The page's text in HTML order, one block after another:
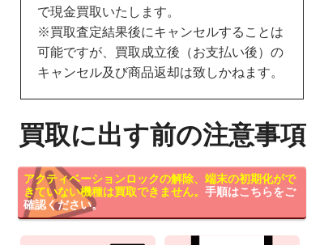
で現金買取いたします。
※買取査定結果後にキャンセルすることは
可能ですが、買取成立後（お支払い後）の
キャンセル及び商品返却は致しかねます。
買取に出す前の注意事項
アクティベーションロックの解除、端末の初期化がで
きていない機種は買取できません。 手順はこちらをご
確認ください。